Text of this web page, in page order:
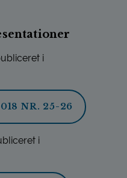
i
NR. 25-26
i